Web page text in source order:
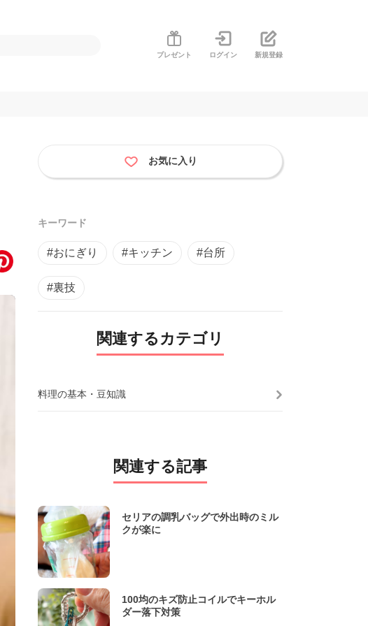
プレゼント ログイン 新規登録
お気に入り
キーワード
#おにぎり #キッチン #台所
#裏技
関連するカテゴリ
料理の基本・豆知識
関連する記事
セリアの調乳バッグで外出時のミル
クが楽に
100均のキズ防止コイルでキーホル
ダー落下対策